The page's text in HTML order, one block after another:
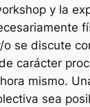
y la
se discute
carácter
mismo.
sea